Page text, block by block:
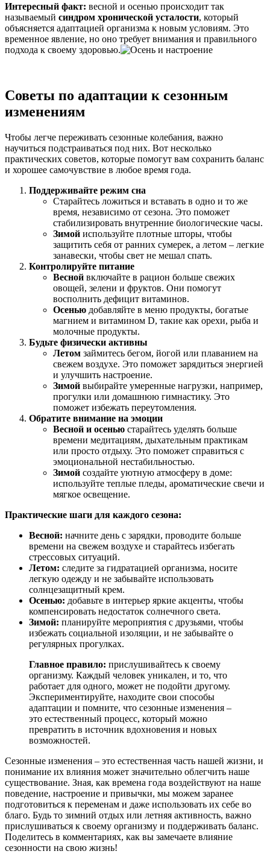
Интересный факт: весной и осенью происходит так
называемый синдром хронической усталости, который
объясняется адаптацией организма к новым условиям. Это
временное явление, но оно требует внимания и правильного
подхода к своему здоровью.
Советы по адаптации к сезонным
изменениям
Чтобы легче переживать сезонные колебания, важно
научиться подстраиваться под них. Вот несколько
практических советов, которые помогут вам сохранить баланс
и хорошее самочувствие в любое время года.
Поддерживайте режим сна
Старайтесь ложиться и вставать в одно и то же
время, независимо от сезона. Это поможет
стабилизировать внутренние биологические часы.
Зимой используйте плотные шторы, чтобы
защитить себя от ранних сумерек, а летом – легкие
занавески, чтобы свет не мешал спать.
Контролируйте питание
Весной включайте в рацион больше свежих
овощей, зелени и фруктов. Они помогут
восполнить дефицит витаминов.
Осенью добавляйте в меню продукты, богатые
магнием и витамином D, такие как орехи, рыба и
молочные продукты.
Будьте физически активны
Летом займитесь бегом, йогой или плаванием на
свежем воздухе. Это поможет зарядиться энергией
и улучшить настроение.
Зимой выбирайте умеренные нагрузки, например,
прогулки или домашнюю гимнастику. Это
поможет избежать переутомления.
Обратите внимание на эмоции
Весной и осенью старайтесь уделять больше
времени медитациям, дыхательным практикам
или просто отдыху. Это поможет справиться с
эмоциональной нестабильностью.
Зимой создайте уютную атмосферу в доме:
используйте теплые пледы, ароматические свечи и
мягкое освещение.
Практические шаги для каждого сезона:
Весной: начните день с зарядки, проводите больше
времени на свежем воздухе и старайтесь избегать
стрессовых ситуаций.
Летом: следите за гидратацией организма, носите
легкую одежду и не забывайте использовать
солнцезащитный крем.
Осенью: добавьте в интерьер яркие акценты, чтобы
компенсировать недостаток солнечного света.
Зимой: планируйте мероприятия с друзьями, чтобы
избежать социальной изоляции, и не забывайте о
регулярных прогулках.
Главное правило: прислушивайтесь к своему
организму. Каждый человек уникален, и то, что
работает для одного, может не подойти другому.
Экспериментируйте, находите свои способы
адаптации и помните, что сезонные изменения –
это естественный процесс, который можно
превратить в источник вдохновения и новых
возможностей.
Сезонные изменения – это естественная часть нашей жизни, и
понимание их влияния может значительно облегчить наше
существование. Зная, как времена года воздействуют на наше
поведение, настроение и привычки, мы можем заранее
подготовиться к переменам и даже использовать их себе во
благо. Будь то зимний отдых или летняя активность, важно
прислушиваться к своему организму и поддерживать баланс.
Поделитесь в комментариях, как вы замечаете влияние
сезонности на свою жизнь!